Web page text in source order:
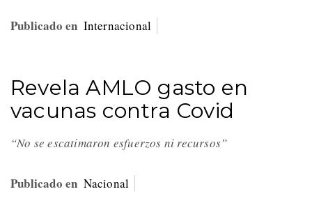
Publicado en Internacional
Revela AMLO gasto en
vacunas contra Covid
“No se escatimaron esfuerzos ni recursos”
Publicado en Nacional